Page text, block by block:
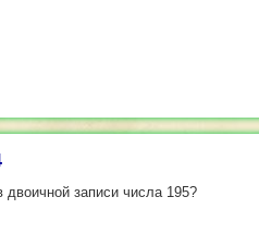
двоичной записи числа 195?